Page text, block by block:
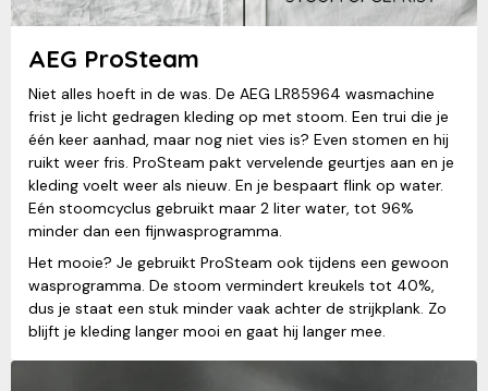
AEG ProSteam
Niet alles hoeft in de was. De AEG LR85964 wasmachine
frist je licht gedragen kleding op met stoom. Een trui die je
één keer aanhad, maar nog niet vies is? Even stomen en hij
ruikt weer fris. ProSteam pakt vervelende geurtjes aan en je
kleding voelt weer als nieuw. En je bespaart flink op water.
Eén stoomcyclus gebruikt maar 2 liter water, tot 96%
minder dan een fijnwasprogramma.
Het mooie? Je gebruikt ProSteam ook tijdens een gewoon
wasprogramma. De stoom vermindert kreukels tot 40%,
dus je staat een stuk minder vaak achter de strijkplank. Zo
blijft je kleding langer mooi en gaat hij langer mee.